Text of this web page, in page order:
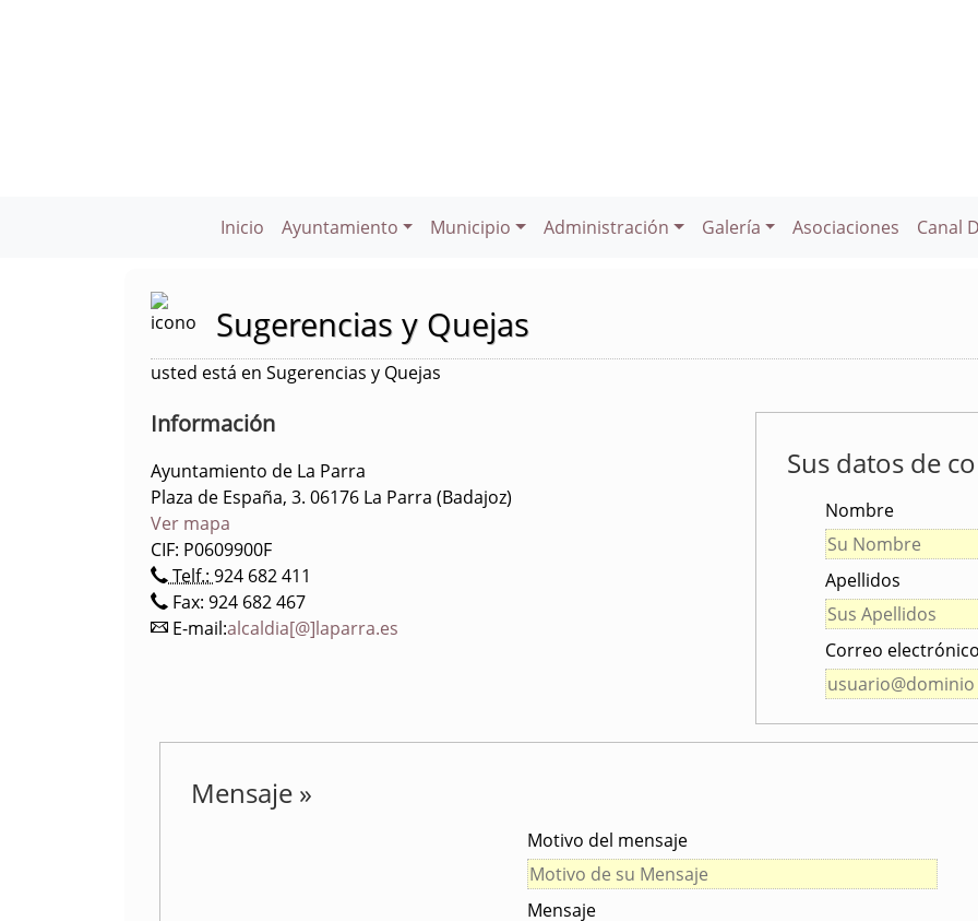
Inicio Ayuntamiento Municipio Administración Galería Asociaciones Canal
Sugerencias y Quejas
usted está en Sugerencias y Quejas
Información
Ayuntamiento de La Parra
Plaza de España, 3. 06176 La Parra (Badajoz)
Ver mapa
CIF: P0609900F
Telf.: 924 682 411
Fax: 924 682 467
E-mail:alcaldia[@]laparra.es
Sus datos de
Nombre
Apellidos
Correo
Mensaje »
Motivo del mensaje
Mensaje